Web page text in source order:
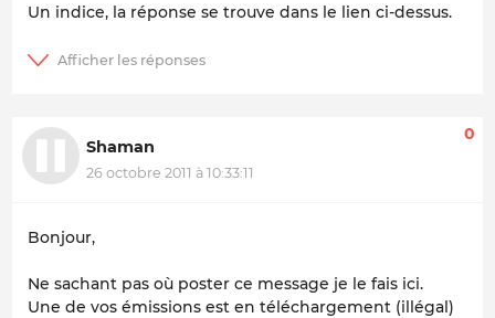
Un indice, la réponse se trouve dans le lien ci-dessus.
Shaman
26 octobre 2011 à 10:33:11
0
Bonjour,
Ne sachant pas où poster ce message je le fais ici.
Une de vos émissions est en téléchargement (illégal)